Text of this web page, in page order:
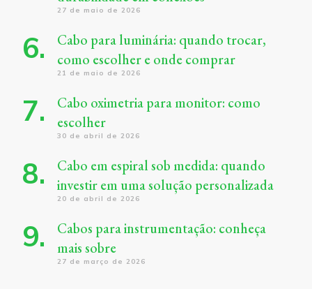
27 de maio de 2026
Cabo para luminária: quando trocar,
como escolher e onde comprar
21 de maio de 2026
Cabo oximetria para monitor: como
escolher
30 de abril de 2026
Cabo em espiral sob medida: quando
investir em uma solução personalizada
20 de abril de 2026
Cabos para instrumentação: conheça
mais sobre
27 de março de 2026